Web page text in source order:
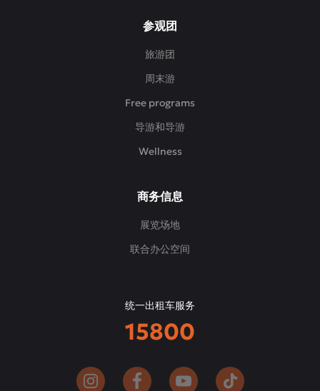
参观团
旅游团
周末游
Free programs
导游和导游
Wellness
商务信息
展览场地
联合办公空间
统一出租车服务
15800